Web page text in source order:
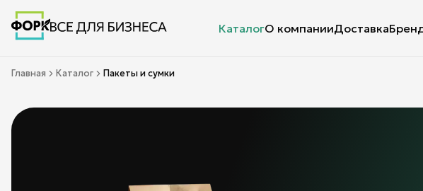
КаталогО компанииДоставка
Главная Каталог Пакеты и сумки